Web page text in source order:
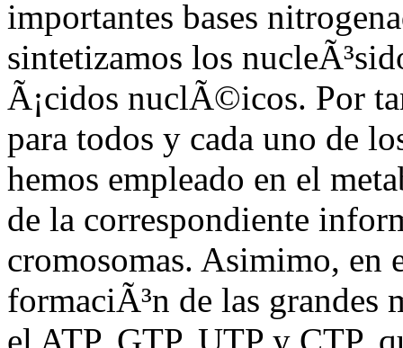
importantes bases
sintetizamos los
Ã¡cidos nuclÃ©icos. Por
para todos y cada uno de
hemos empleado en el
de la correspondiente
cromosomas. Asimimo, en
formaciÃ³n de las
el ATP, GTP, UTP y CTP,